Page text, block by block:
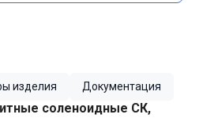
изделия Документация
соленоидные СК,